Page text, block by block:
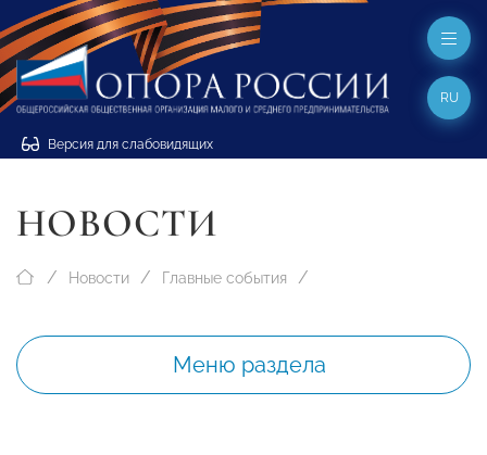
Версия для слабовидящих
RU
НОВОСТИ
Новости Главные события
Меню раздела